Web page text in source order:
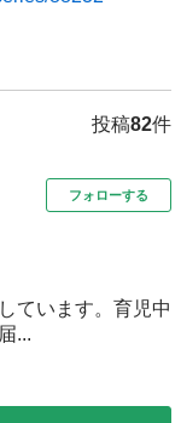
投稿82件
フォローする
ています。育児中
...